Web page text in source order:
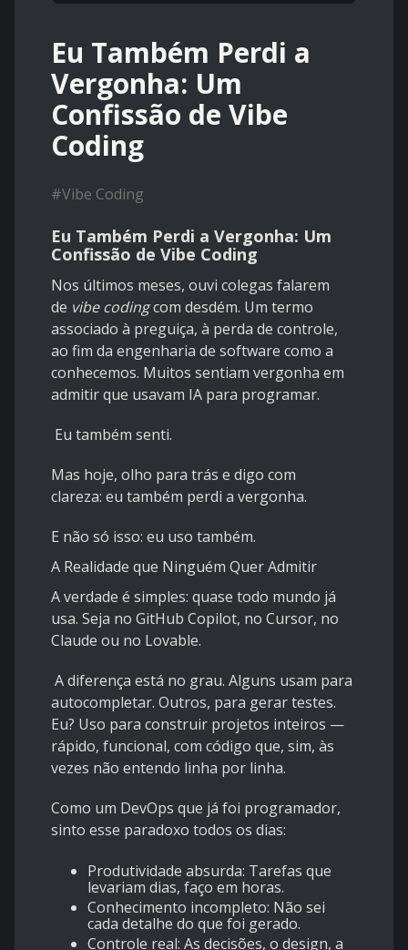
Eu Também Perdi a
Vergonha: Um
Confissão de Vibe
Coding
#Vibe Coding
Eu Também Perdi a Vergonha: Um
Confissão de Vibe Coding
Nos últimos meses, ouvi colegas falarem
de vibe codingcom desdém. Um termo
associado à preguiça, à perda de controle,
ao fim da engenharia de software como a
conhecemos. Muitos sentiam vergonha em
admitir que usavam IA para programar.
Eu também senti.
Mas hoje, olho para trás e digo com
clareza: eu também perdi a vergonha.
E não só isso: eu uso também.
A Realidade que Ninguém Quer Admitir
A verdade é simples: quase todo mundo já
usa. Seja no GitHub Copilot, no Cursor, no
Claude ou no Lovable.
A diferença está no grau. Alguns usam para
autocompletar. Outros, para gerar testes.
Eu? Uso para construir projetos inteiros —
rápido, funcional, com código que, sim, às
vezes não entendo linha por linha.
Como um DevOps que já foi programador,
sinto esse paradoxo todos os dias:
Produtividade absurda: Tarefas que
levariam dias, faço em horas.
Conhecimento incompleto: Não sei
cada detalhe do que foi gerado.
Controle real: As decisões, o design, a